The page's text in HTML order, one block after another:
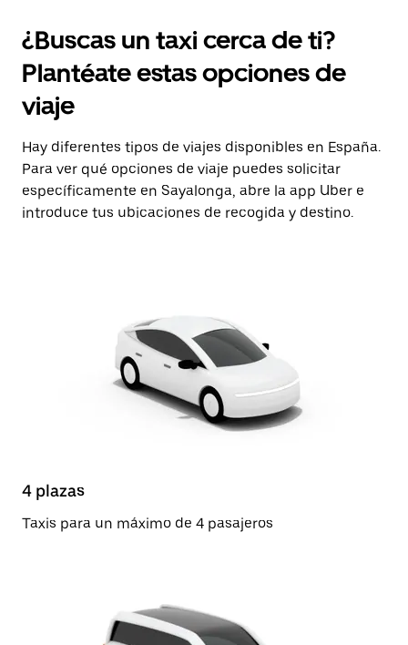
¿Buscas un taxi cerca de ti?
Plantéate estas opciones de
viaje
Hay diferentes tipos de viajes disponibles en España.
Para ver qué opciones de viaje puedes solicitar
específicamente en Sayalonga, abre la app Uber e
introduce tus ubicaciones de recogida y destino.
4 plazas
Taxis para un máximo de 4 pasajeros